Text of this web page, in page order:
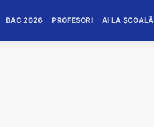
BAC 2026 PROFESORI AI LA ȘCOALĂ